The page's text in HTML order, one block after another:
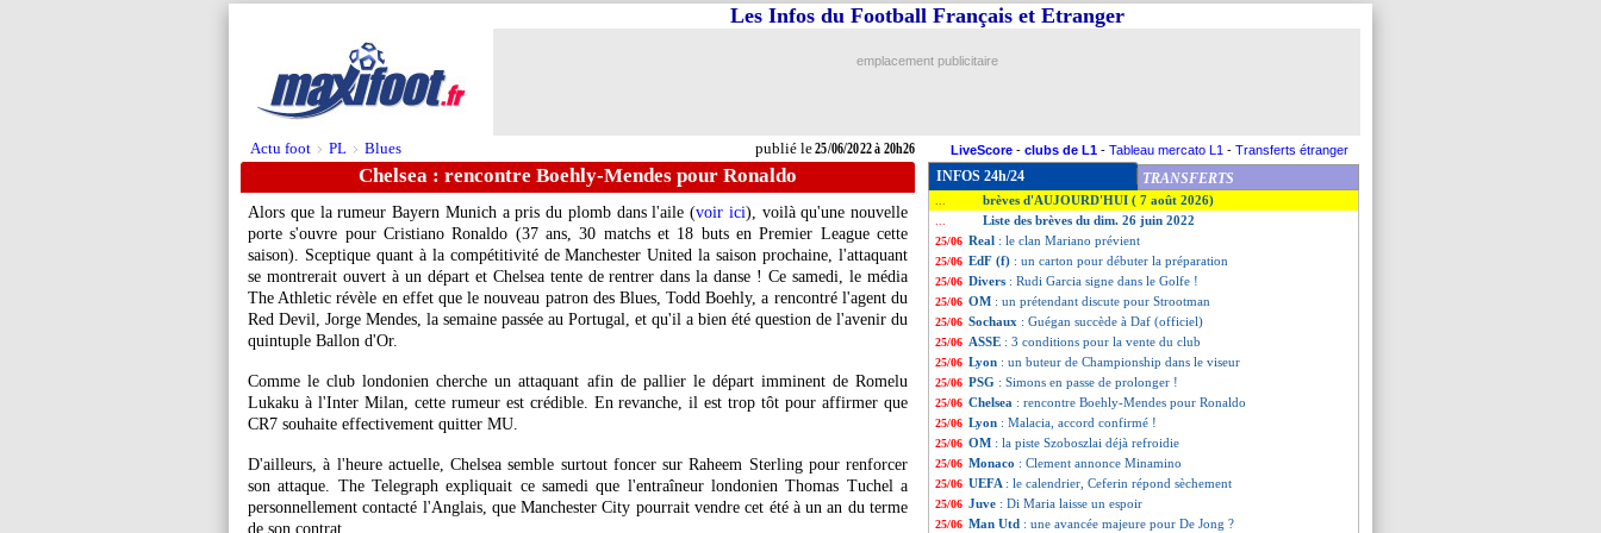
Actu foot > PL > Blues publié le25/06/2022 à 20h26
Les Infos du Football Français et Etranger
emplacement publicitaire
LiveScore - clubs de L1 - Tableau mercato L1 - Transferts étranger
Chelsea : rencontre Boehly-Mendes pour Ronaldo
Alors que la rumeur Bayern Munich a pris du plomb dans l'aile (voir ici), voilà qu'une nouvelle
porte s'ouvre pour Cristiano Ronaldo (37 ans, 30 matchs et 18 buts en Premier League cette
saison). Sceptique quant à la compétitivité de Manchester United la saison prochaine, l'attaquant
se montrerait ouvert à un départ et Chelsea tente de rentrer dans la danse ! Ce samedi, le média
The Athletic révèle en effet que le nouveau patron des Blues, Todd Boehly, a rencontré l'agent du
Red Devil, Jorge Mendes, la semaine passée au Portugal, et qu'il a bien été question de l'avenir du
quintuple Ballon d'Or.
Comme le club londonien cherche un attaquant afin de pallier le départ imminent de Romelu
Lukaku à l'Inter Milan, cette rumeur est crédible. En revanche, il est trop tôt pour affirmer que
CR7 souhaite effectivement quitter MU.
D'ailleurs, à l'heure actuelle, Chelsea semble surtout foncer sur Raheem Sterling pour renforcer
son attaque. The Telegraph expliquait ce samedi que l'entraîneur londonien Thomas Tuchel a
personnellement contacté l'Anglais, que Manchester City pourrait vendre cet été à un an du terme
de son contrat.
INFOS 24h/24 TRANSFERTS
brèves d'AUJOURD'HUI ( 7 août 2026)
Liste des brèves du dim. 26 juin 2022
25/06 Real : le clan Mariano prévient
25/06 EdF (f) : un carton pour débuter la préparation
25/06 Divers : Rudi Garcia signe dans le Golfe !
25/06 OM : un prétendant discute pour Strootman
25/06 Sochaux : Guégan succède à Daf (officiel)
25/06 ASSE : 3 conditions pour la vente du club
25/06 Lyon : un buteur de Championship dans le viseur
25/06 PSG : Simons en passe de prolonger !
25/06 Chelsea : rencontre Boehly-Mendes pour Ronaldo
25/06 Lyon : Malacia, accord confirmé !
25/06 OM : la piste Szoboszlai déjà refroidie
25/06 Monaco : Clement annonce Minamino
25/06 UEFA : le calendrier, Ceferin répond sèchement
25/06 Juve : Di Maria laisse un espoir
25/06 Man Utd : une avancée majeure pour De Jong ?